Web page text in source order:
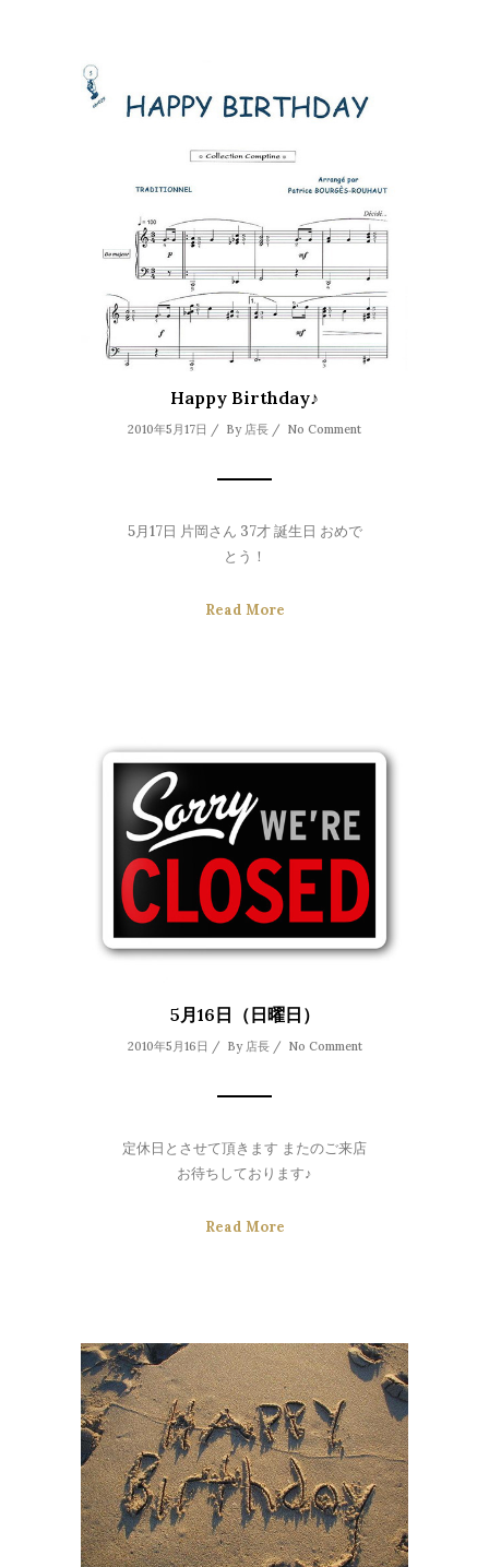
Happy Birthday♪
2010年5月17日 / By 店長 / No Comment
5月17日 片岡さん 37才 誕生日 おめで
とう！
Read More
5月16日（日曜日）
2010年5月16日 / By 店長/ No Comment
定休日とさせて頂きます またのご来店
お待ちしております♪
Read More